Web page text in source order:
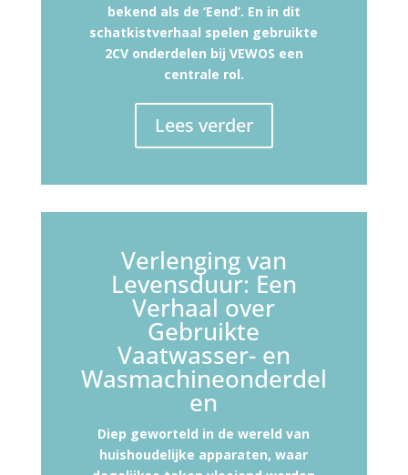
bekend als de ‘Eend’. En in dit
schatkistverhaal spelen gebruikte
2CV onderdelen bij VEWOS een
centrale rol.
Lees verder
Verlenging van
Levensduur: Een
Verhaal over
Gebruikte
Vaatwasser- en
Wasmachineonderdel
en
Diep geworteld in de wereld van
huishoudelijke apparaten, waar